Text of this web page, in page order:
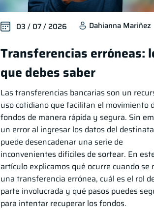
03 / 07 / 2026 Dahianna Mariñez
Transferencias erróneas:
que debes saber
Las transferencias bancarias son un
uso cotidiano que facilitan el movimiento
fondos de manera rápida y segura. Sin
un error al ingresar los datos del
puede desencadenar una serie de
inconvenientes difíciles de sortear. En
artículo explicamos qué ocurre cuando se
una transferencia errónea, cuál es el rol
parte involucrada y qué pasos puedes
para intentar recuperar los fondos.